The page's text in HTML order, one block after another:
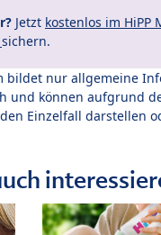
Jetzt kostenlos im HiPP
sichern.
bildet nur allgemeine
und können aufgrund
Einzelfall darstellen